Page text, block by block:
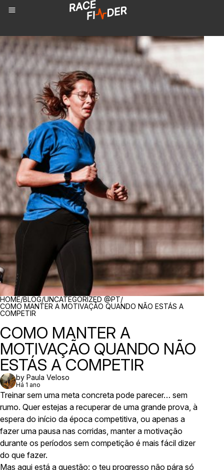
BREADCRUMBS
HOME/BLOG/UNCATEGORIZED @PT/
COMO MANTER A MOTIVAÇÃO QUANDO NÃO ESTÁS A
COMPETIR
COMO MANTER A
MOTIVAÇÃO QUANDO NÃO
ESTÁS A COMPETIR
by Paula Veloso
Há 1 ano
Treinar sem uma meta concreta pode parecer… sem
rumo. Quer estejas a recuperar de uma grande prova, à
espera do início da época competitiva, ou apenas a
fazer uma pausa nas corridas, manter a motivação
durante os períodos sem competição é mais fácil dizer
do que fazer.
Mas aqui está a questão: o teu progresso não pára só